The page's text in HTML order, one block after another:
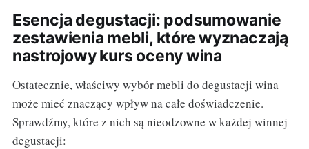
Esencja degustacji: podsumowanie
zestawienia mebli, które wyznaczają
nastrojowy kurs oceny wina
Ostatecznie, właściwy wybór mebli do degustacji wina
może mieć znaczący wpływ na całe doświadczenie.
Sprawdźmy, które z nich są nieodzowne w każdej winnej
degustacji: